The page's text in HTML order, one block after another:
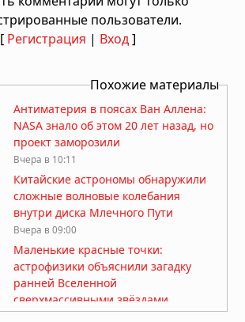
пользователи.
[ Регистрация | Вход]
Похожие материалы
Антиматерия в поясах Ван Аллена:
NASA знало об этом 20 лет назад, но
проект заморозили
Вчера в 10:11
Китайские астрономы обнаружили
сложные волновые колебания
внутри диска Млечного Пути
Вчера в 09:00
Маленькие красные точки:
астрофизики объяснили загадку
ранней Вселенной
сверхмассивными звёздами